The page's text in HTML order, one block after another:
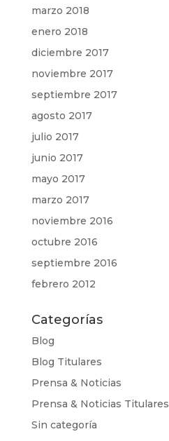
marzo 2018
enero 2018
diciembre 2017
noviembre 2017
septiembre 2017
agosto 2017
julio 2017
junio 2017
mayo 2017
marzo 2017
noviembre 2016
octubre 2016
septiembre 2016
febrero 2012
Categorías
Blog
Blog Titulares
Prensa & Noticias
Prensa & Noticias Titulares
Sin categoría